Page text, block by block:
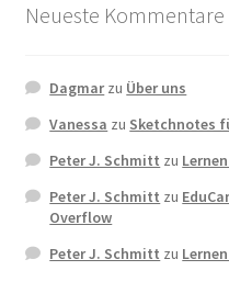
Neueste Kommentare
Dagmarzu Über uns
Vanessa zu Sketchnotes
Peter J. Schmitt zu
Peter J. Schmitt zu
Overflow
Peter J. Schmitt zu